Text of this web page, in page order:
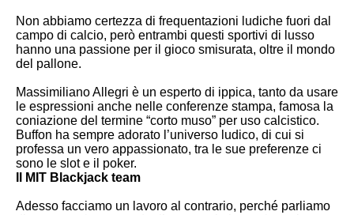
Non abbiamo certezza di frequentazioni ludiche fuori dal
campo di calcio, però entrambi questi sportivi di lusso
hanno una passione per il gioco smisurata, oltre il mondo
del pallone.
Massimiliano Allegri è un esperto di ippica, tanto da usare
le espressioni anche nelle conferenze stampa, famosa la
coniazione del termine “corto muso” per uso calcistico.
Buffon ha sempre adorato l’universo ludico, di cui si
professa un vero appassionato, tra le sue preferenze ci
sono le slot e il poker.
Il MIT Blackjack team
Adesso facciamo un lavoro al contrario, perché parliamo